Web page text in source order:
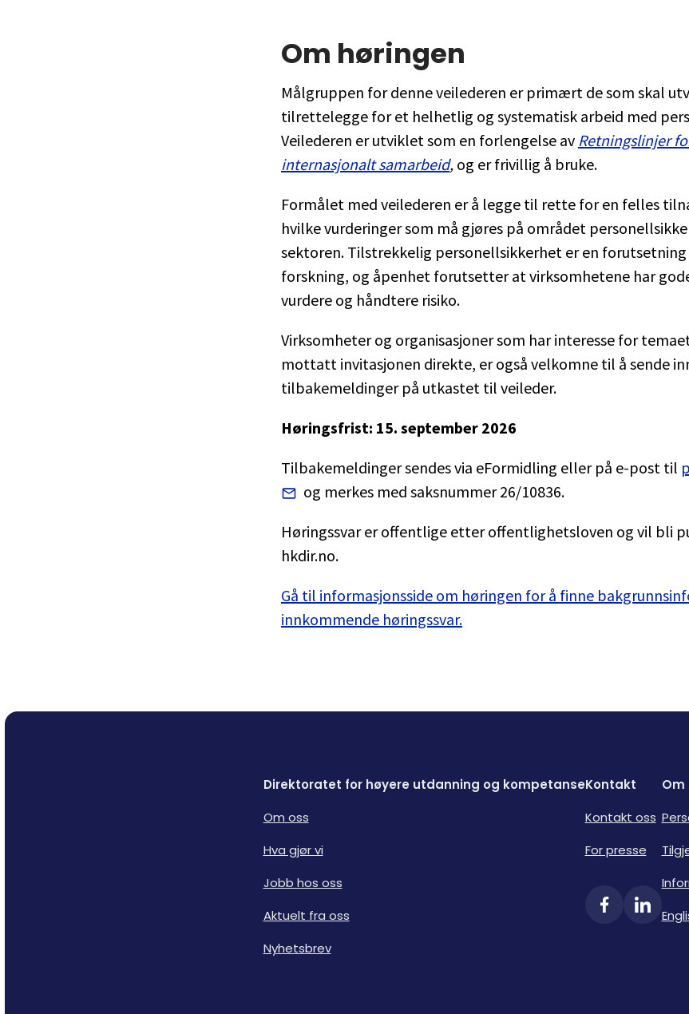
Om høringen
Målgruppen for denne veilederen er primært de som skal
tilrettelegge for et helhetlig og systematisk arbeid med
Veilederen er utviklet som en forlengelse av Retningslinjer
internasjonalt samarbeid, og er frivillig å bruke.
Formålet med veilederen er å legge til rette for en felles
hvilke vurderinger som må gjøres på området
sektoren. Tilstrekkelig personellsikkerhet er en
forskning, og åpenhet forutsetter at virksomhetene har
vurdere og håndtere risiko.
Virksomheter og organisasjoner som har interesse for
mottatt invitasjonen direkte, er også velkomne til å sende
tilbakemeldinger på utkastet til veileder.
Høringsfrist: 15. september 2026
Tilbakemeldinger sendes via eFormidling eller på e-post til
og merkes med saksnummer 26/10836.
Høringssvar er offentlige etter offentlighetsloven og vil bli
hkdir.no.
Gå til informasjonsside om høringen for å finne
innkommende høringssvar.
Direktoratet for høyere utdanning og kompetanse
Om oss
Hva gjør vi
Jobb hos oss
Aktuelt fra oss
Nyhetsbrev
Kontakt
Kontakt oss
For presse